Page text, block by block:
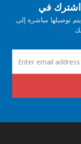
توصيلها مباشرة إلى